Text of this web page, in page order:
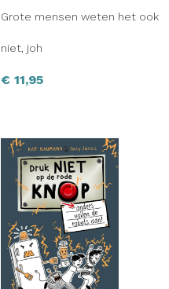
Grote mensen weten het ook
niet, joh
€ 11,95